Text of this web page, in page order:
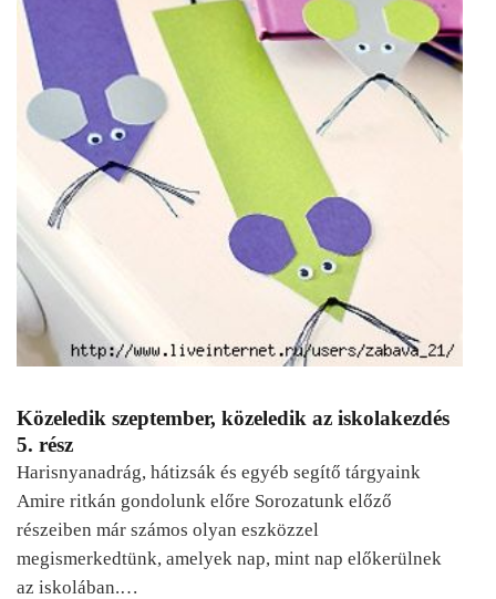
Közeledik szeptember, közeledik az iskolakezdés
5. rész
Harisnyanadrág, hátizsák és egyéb segítő tárgyaink
Amire ritkán gondolunk előre Sorozatunk előző
részeiben már számos olyan eszközzel
megismerkedtünk, amelyek nap, mint nap előkerülnek
az iskolában.…